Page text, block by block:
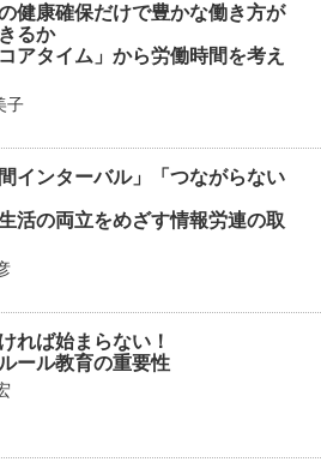
健康確保だけで豊かな働き方が
るか
コアタイム」から労働時間を考え
子
間インターバル」「つながらない
活の両立をめざす情報労連の取
れば始まらない！
ール教育の重要性